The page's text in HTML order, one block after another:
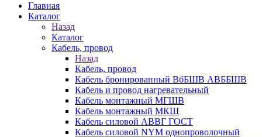
Главная
Каталог
Назад
Каталог
Кабель, провод
Назад
Кабель, провод
Кабель бронированный ВбБШВ АВББШВ
Кабель и провод нагревательный
Кабель монтажный МГШВ
Кабель монтажный МКШ
Кабель силовой АВВГ ГОСТ
Кабель силовой NYM однопроволочный